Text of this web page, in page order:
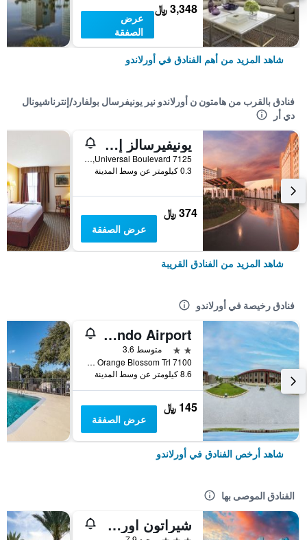
3,348 ﷼
عرض
الصفقة
شاهد المزيد من أهم الفنادق في أورلاندو
فنادق بالقرب من هامتون ن أورلاندو نير يونيفرسال بولفارد/إنترناشيونال
دي أر
يونيفيرسالز إندليس سمر ريزورت - دوكسايد إن آند سويتس
7125 Universal Boulevard, أورلاندو, FL, الولايات المتحدة الأميريكية
0.3 كيلومتر عن وسط المدينة
374 ﷼
عرض الصفقة
شاهد المزيد من الفنادق القريبة
فنادق رخيصة في أورلاندو
OYO Hotel Orlando Airport
2 نجمتين
متوسط 3.6
7100 s Orange Blossom Trl, أورلاندو, FL, الولايات المتحدة الأميريكية
8.6 كيلومتر عن وسط المدينة
145 ﷼
عرض الصفقة
شاهد أرخص الفنادق في أورلاندو
الفنادق الموصى بها
شيراتون اورلاندو داون تاون